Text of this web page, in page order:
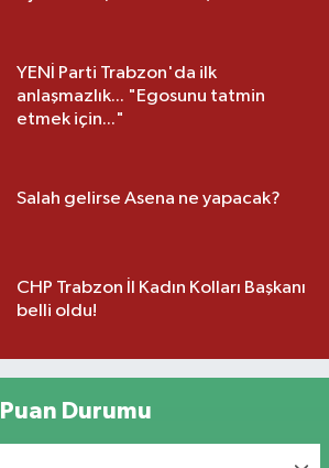
YENİ Parti Trabzon'da ilk
anlaşmazlık... "Egosunu tatmin
etmek için..."
Salah gelirse Asena ne yapacak?
CHP Trabzon İl Kadın Kolları Başkanı
belli oldu!
Durumu